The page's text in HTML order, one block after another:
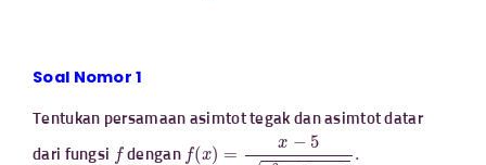
Soal Nomor 1
Tentukan persamaan asimtot tegak dan asimtot datar
dari fungsi fdengan f(x = −3x +2